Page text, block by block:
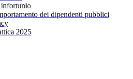
dei dipendenti pubblici
2025